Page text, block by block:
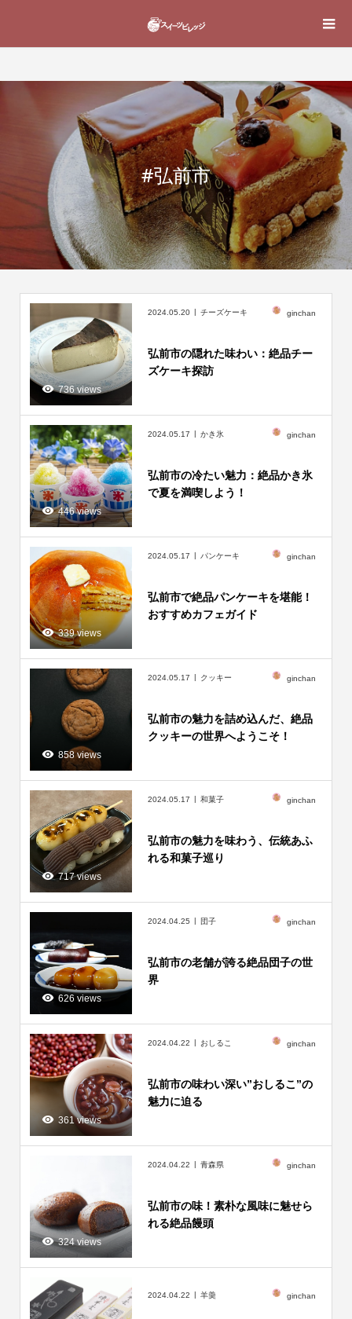
#弘前市
736 views
2024.05.20 チーズケーキ ginchan
弘前市の隠れた味わい：絶品チー
ズケーキ探訪
446 views
2024.05.17 かき氷 ginchan
弘前市の冷たい魅力：絶品かき氷
で夏を満喫しよう！
339 views
2024.05.17 パンケーキ ginchan
弘前市で絶品パンケーキを堪能！
おすすめカフェガイド
858 views
2024.05.17 クッキー ginchan
弘前市の魅力を詰め込んだ、絶品
クッキーの世界へようこそ！
717 views
2024.05.17 和菓子 ginchan
弘前市の魅力を味わう、伝統あふ
れる和菓子巡り
626 views
2024.04.25 団子 ginchan
弘前市の老舗が誇る絶品団子の世
界
361 views
2024.04.22 おしるこ ginchan
弘前市の味わい深い”おしるこ”の
魅力に迫る
324 views
2024.04.22 青森県 ginchan
弘前市の味！素朴な風味に魅せら
れる絶品饅頭
2024.04.22 羊羮 ginchan